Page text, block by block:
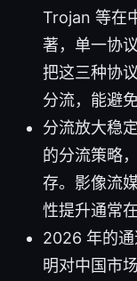
Trojan 等在
著，单一协
把这三种协
分流，能避
分流放大稳
的分流策略
存。影像流
性提升通常
2026 年的
明对中国市